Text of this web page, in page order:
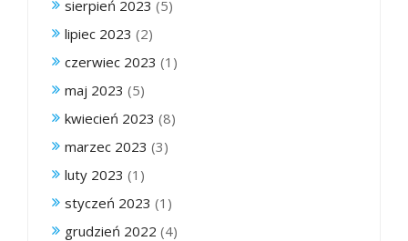
sierpień 2023 (5)
lipiec 2023 (2)
czerwiec 2023 (1)
maj 2023 (5)
kwiecień 2023 (8)
marzec 2023 (3)
luty 2023 (1)
styczeń 2023 (1)
grudzień 2022 (4)